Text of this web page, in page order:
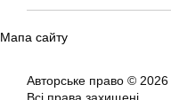
Мапа сайту
Авторське право © 2026